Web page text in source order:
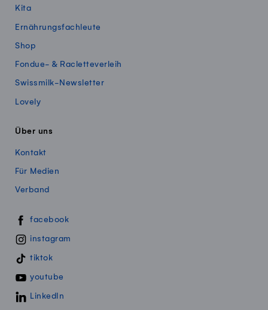
Kita
Ernährungsfachleute
Shop
Fondue- & Racletteverleih
Swissmilk-Newsletter
Lovely
Über uns
Kontakt
Für Medien
Verband
Swissmillk auf Social Media
facebook
instagram
tiktok
youtube
LinkedIn